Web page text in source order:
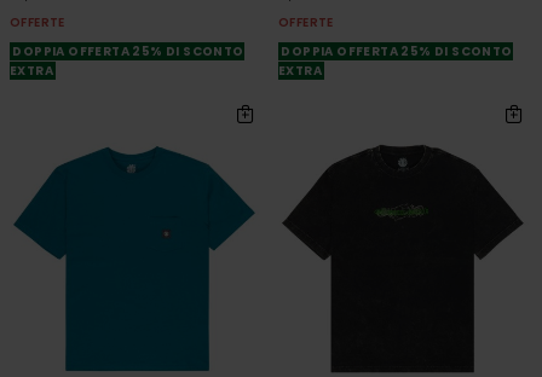
OFFERTE
DOPPIA OFFERTA 25% DI SCONTO
EXTRA
OFFERTE
DOPPIA OFFERTA 25% DI SCONTO
EXTRA